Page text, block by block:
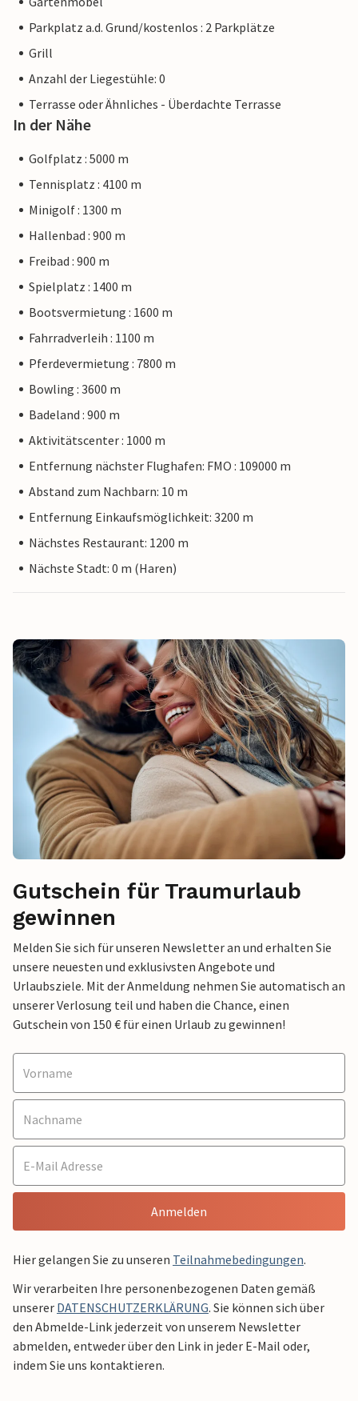
Parkplatz a.d. Grund/kostenlos : 2 Parkplätze
Grill
Anzahl der Liegestühle: 0
Terrasse oder Ähnliches - Überdachte Terrasse
In der Nähe
Golfplatz : 5000 m
Tennisplatz : 4100 m
Minigolf : 1300 m
Hallenbad : 900 m
Freibad : 900 m
Spielplatz : 1400 m
Bootsvermietung : 1600 m
Fahrradverleih : 1100 m
Pferdevermietung : 7800 m
Bowling : 3600 m
Badeland : 900 m
Aktivitätscenter : 1000 m
Entfernung nächster Flughafen: FMO : 109000 m
Abstand zum Nachbarn: 10 m
Entfernung Einkaufsmöglichkeit: 3200 m
Nächstes Restaurant: 1200 m
Nächste Stadt: 0 m (Haren)
Gutschein für Traumurlaub
gewinnen
Melden Sie sich für unseren Newsletter an und erhalten Sie
unsere neuesten und exklusivsten Angebote und
Urlaubsziele. Mit der Anmeldung nehmen Sie automatisch an
unserer Verlosung teil und haben die Chance, einen
Gutschein von 150 € für einen Urlaub zu gewinnen!
Anmelden
Hier gelangen Sie zu unseren Teilnahmebedingungen.
Wir verarbeiten Ihre personenbezogenen Daten gemäß
unserer DATENSCHUTZERKLÄRUNG. Sie können sich über
den Abmelde-Link jederzeit von unserem Newsletter
abmelden, entweder über den Link in jeder E-Mail oder,
indem Sie uns kontaktieren.